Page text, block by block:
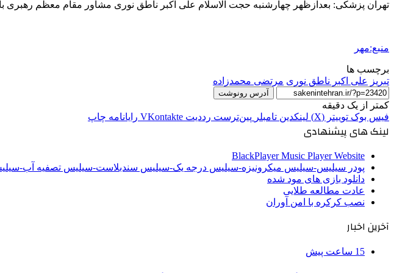
تهران پزشکی: بعدازظهر چهارشنبه حجت الاسلام علی اکبر ناطق نوری مشاور مقام معظم رهبری
منبع:مهر
برچسب ها
تبریز علی اکبر ناطق نوری مرتضی محمدزاده
آدرس رونوشت
کمتر از یک دقیقه
فیس بوک توییتر (X) لینکدین ‫تامبلر ‫پین‌ترست ‫رددیت ‫VKontakte رایانامه چاپ
لینک های پیشنهادی
BlackPlayer Music Player Website
پودر سیلیس-سیلیس میکرونیزه-سیلیس درجه یک-سیلیس سندبلاست-سیلیس تصفیه آب-
دانلود بازی های مود شده
عادت مطالعه طلایی
نصب کرکره با امن آوران
آخرین اخبار
15 ساعت پیش